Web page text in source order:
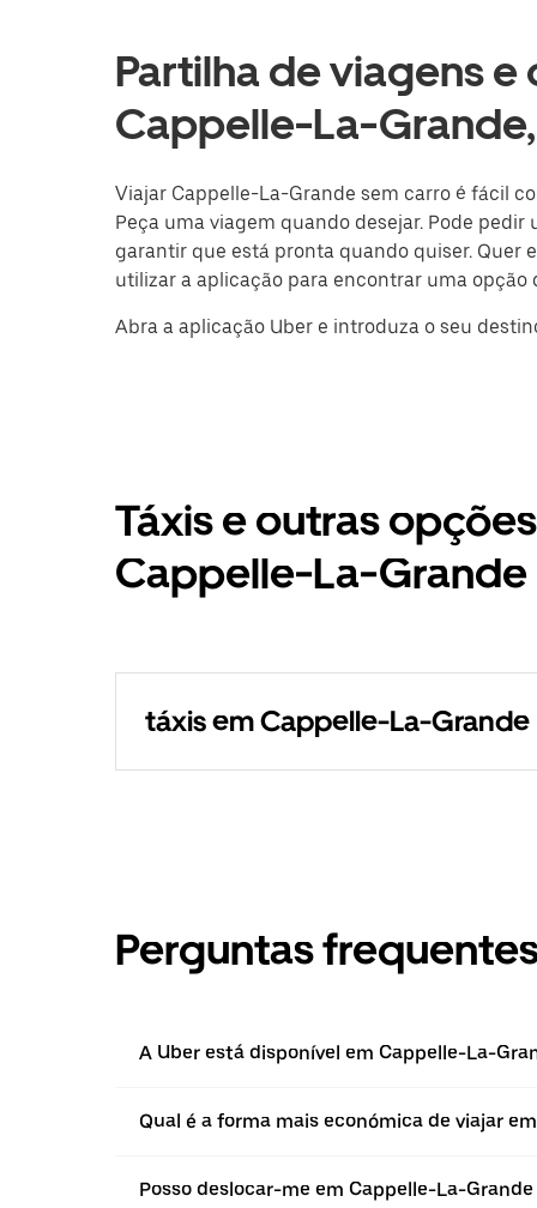
Partilha de viagens
Cappelle-La-
Viajar Cappelle-La-Grande sem carro é fácil
Peça uma viagem quando desejar. Pode
garantir que está pronta quando quiser. Quer
utilizar a aplicação para encontrar uma opção
Abra a aplicação Uber e introduza o seu
Táxis e outras
Cappelle-La-Grande
táxis em Cappelle-La-Grande
Perguntas
A Uber está disponível em Cappelle-La-
Qual é a forma mais económica de viajar
Posso deslocar-me em Cappelle-La-